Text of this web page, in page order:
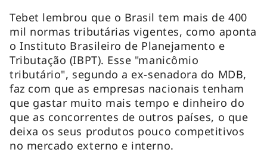
Tebet lembrou que o Brasil tem mais de 400
mil normas tributárias vigentes, como aponta
o Instituto Brasileiro de Planejamento e
Tributação (IBPT). Esse "manicômio
tributário", segundo a ex-senadora do MDB,
faz com que as empresas nacionais tenham
que gastar muito mais tempo e dinheiro do
que as concorrentes de outros países, o que
deixa os seus produtos pouco competitivos
no mercado externo e interno.